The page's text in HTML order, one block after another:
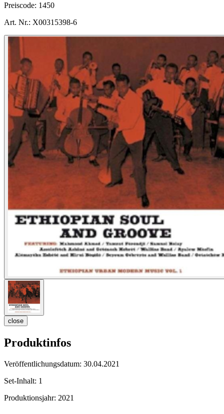
Preiscode: 1450
Art. Nr.: X00315398-6
close
Produktinfos
Veröffentlichungsdatum: 30.04.2021
Set-Inhalt: 1
Produktionsjahr: 2021